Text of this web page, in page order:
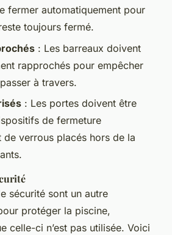
fermer automatiquement pour
toujours fermé.
: Les barreaux doivent
rapprochés pour empêcher
à travers.
: Les portes doivent être
de fermeture
de verrous placés hors de la
sécurité sont un autre
protéger la piscine,
celle-ci n’est pas utilisée. Voici